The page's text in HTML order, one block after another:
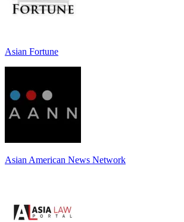
Asian Fortune
Asian American News Network